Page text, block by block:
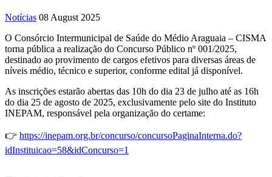
Notícias 08 August 2025
O Consórcio Intermunicipal de Saúde do Médio Araguaia – CISMA
torna pública a realização do Concurso Público nº 001/2025,
destinado ao provimento de cargos efetivos para diversas áreas de
níveis médio, técnico e superior, conforme edital já disponível.
As inscrições estarão abertas das 10h do dia 23 de julho até as 16h
do dia 25 de agosto de 2025, exclusivamente pelo site do Instituto
INEPAM, responsável pela organização do certame:
👉 https://inepam.org.br/concurso/concursoPaginaInterna.do?
idInstituicao=58&idConcurso=1